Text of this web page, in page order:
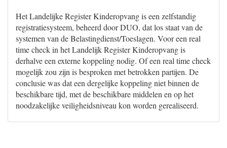
Het Landelijke Register Kinderopvang is een zelfstandig
registratiesysteem, beheerd door DUO, dat los staat van de
systemen van de Belastingdienst/Toeslagen. Voor een real
time check in het Landelijk Register Kinderopvang is
derhalve een externe koppeling nodig. Of een real time check
mogelijk zou zijn is besproken met betrokken partijen. De
conclusie was dat een dergelijke koppeling niet binnen de
beschikbare tijd, met de beschikbare middelen en op het
noodzakelijke veiligheidsniveau kon worden gerealiseerd.